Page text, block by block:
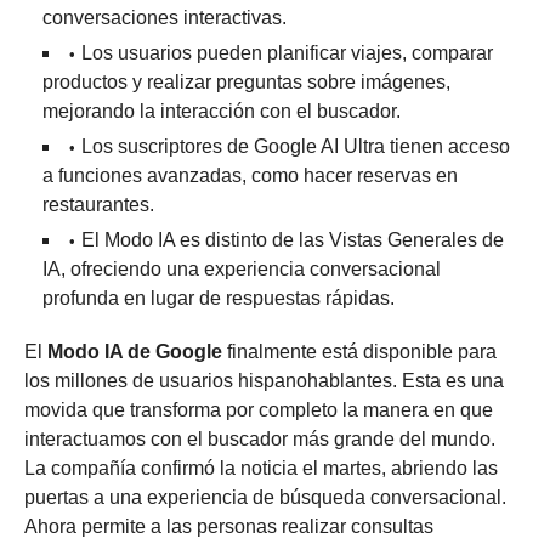
conversaciones interactivas.
Los usuarios pueden planificar viajes, comparar
productos y realizar preguntas sobre imágenes,
mejorando la interacción con el buscador.
Los suscriptores de Google AI Ultra tienen acceso
a funciones avanzadas, como hacer reservas en
restaurantes.
El Modo IA es distinto de las Vistas Generales de
IA, ofreciendo una experiencia conversacional
profunda en lugar de respuestas rápidas.
El Modo IA de Google finalmente está disponible para
los millones de usuarios hispanohablantes. Esta es una
movida que transforma por completo la manera en que
interactuamos con el buscador más grande del mundo.
La compañía confirmó la noticia el martes, abriendo las
puertas a una experiencia de búsqueda conversacional.
Ahora permite a las personas realizar consultas